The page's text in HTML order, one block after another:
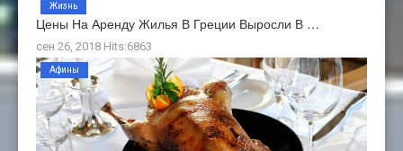
Цены На Аренду Жилья В Греции Выросли В …
сен 26, 2018 Hits:6863
Жизнь
Афины